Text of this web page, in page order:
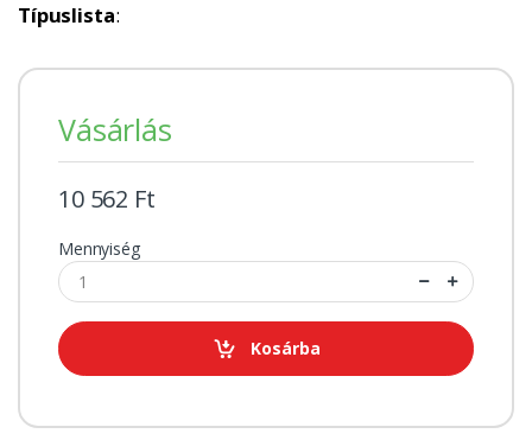
Típuslista:
Vásárlás
10 562 Ft
Mennyiség
Kosárba